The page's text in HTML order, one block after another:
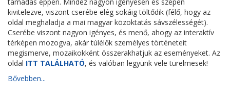
kivitelezve, viszont cserébe elég sokáig töltődik (félő, hogy az
oldal meghaladja a mai magyar közoktatás sávszélességét).
Cserébe viszont nagyon igényes, és menő, ahogy az interaktív
térképen mozogva, akár túlélők személyes történeteit
megismerve, mozaikokként összerakhatjuk az eseményeket. Az
oldal ITT TALÁLHATÓ, és valóban legyünk vele türelmesek!
Bővebben...